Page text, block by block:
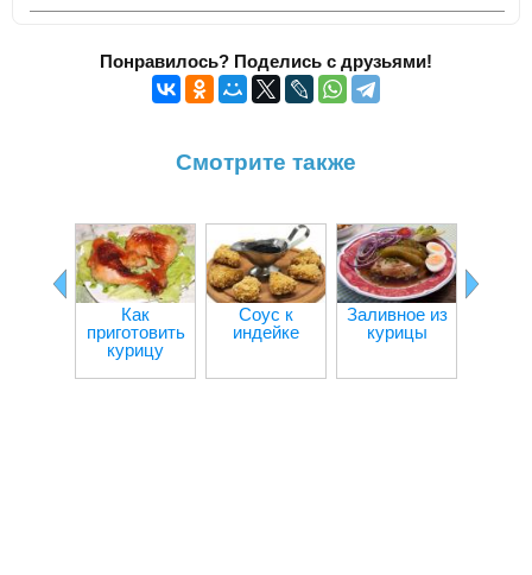
Понравилось? Поделись с друзьями!
Смотрите также
Как
приготовить
курицу
Соус к
индейке
Заливное из
курицы